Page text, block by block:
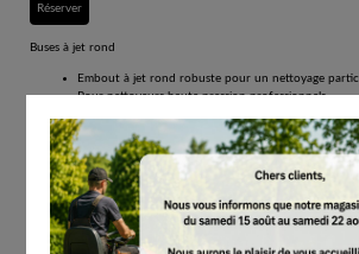
Réserver
Buses à jet rond
Embout à jet rond robuste pour un nettoyage
Pour nettoyeurs haute pression professionnels
Convient aux surfaces insensibles
Embout à jet rond avec très puissant faisceau